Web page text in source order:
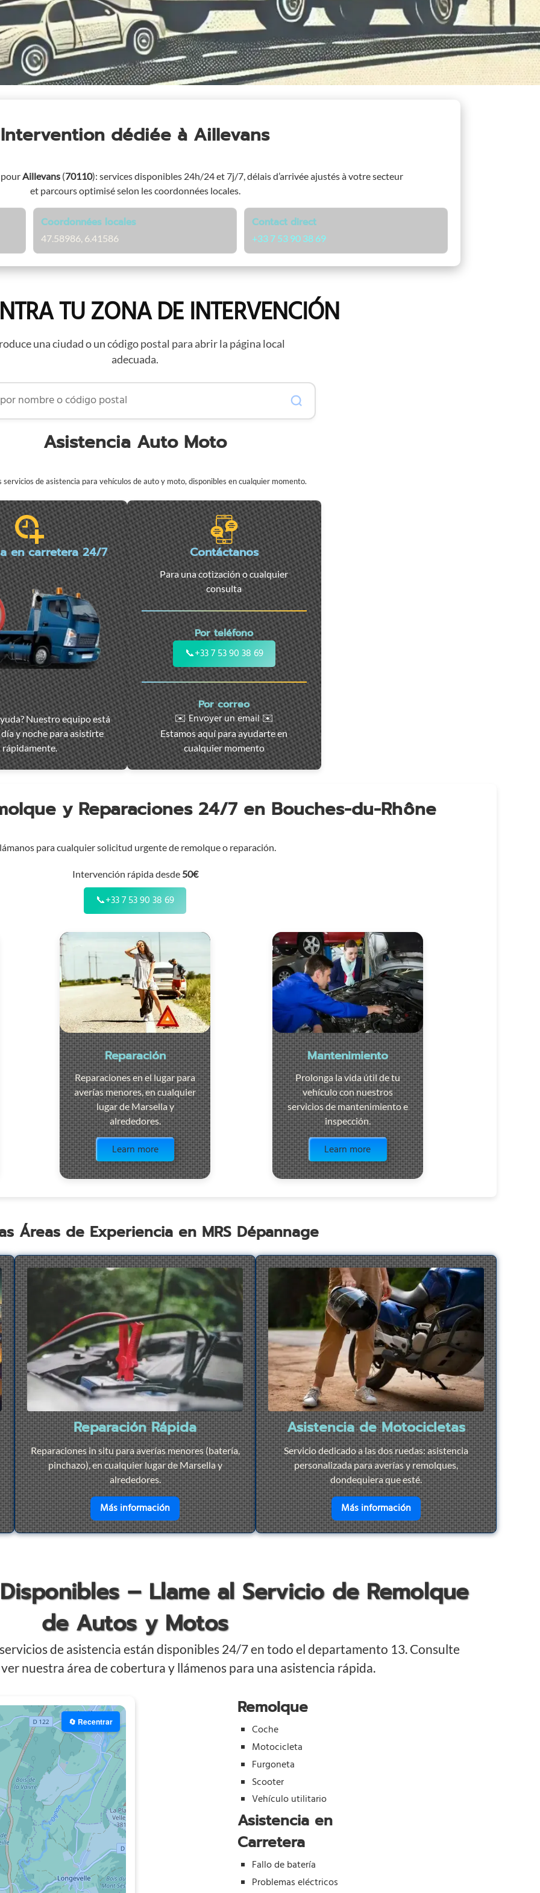
Intervention dédiée à Aillevans
Aillevans (70110): services disponibles 24h/24 et 7j/7, délais d’arrivée ajustés à votre secteur
et parcours optimisé selon les coordonnées locales.
Coordonnées locales
47.58986, 6.41586
Contact direct
+33 7 53 90 38 69
TU ZONA DE INTERVENCIÓN
una ciudad o un código postal para abrir la página local
adecuada.
o código postal
Asistencia Auto Moto
servicios de asistencia para vehículos de auto y moto, disponibles en cualquier momento.
en carretera 24/7
Nuestro equipo está
y noche para asistirte
rápidamente.
Contáctanos
Para una cotización o cualquier
consulta
Por teléfono
📞+33 7 53 90 38 69
Por correo
✉️ Envoyer un email ✉️
Estamos aquí para ayudarte en
cualquier momento
y Reparaciones 24/7 en Bouches-du-Rhône
para cualquier solicitud urgente de remolque o reparación.
Intervención rápida desde 50€
📞+33 7 53 90 38 69
Reparación
Reparaciones en el lugar para
averías menores, en cualquier
lugar de Marsella y
alrededores.
Learn more
Mantenimiento
Prolonga la vida útil de tu
vehículo con nuestros
servicios de mantenimiento e
inspección.
Learn more
Áreas de Experiencia en MRS Dépannage
Remolque 24/7
Reparación Rápida
Reparaciones in situ para averías menores (batería,
pinchazo), en cualquier lugar de Marsella y
alrededores.
Más informaciónen savoir plus surReparación Rápida
Asistencia de Motocicletas
Servicio dedicado a las dos ruedas: asistencia
personalizada para averías y remolques,
dondequiera que esté.
Más informaciónen savoir plus surAsistencia
– Llame al Servicio de Remolque
de Autos y Motos
de asistencia están disponibles 24/7 en todo el departamento 13. Consulte
nuestra área de cobertura y llámenos para una asistencia rápida.
🔄 Recentrar
Remolque
Coche
Motocicleta
Furgoneta
Scooter
Vehículo utilitario
Asistencia en
Carretera
Fallo de batería
Problemas eléctricos